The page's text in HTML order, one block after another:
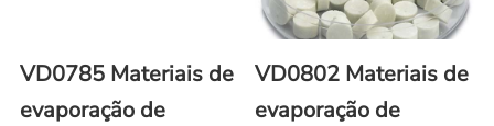
VD0785 Materiais de
evaporação de
VD0802 Materiais de
evaporação de